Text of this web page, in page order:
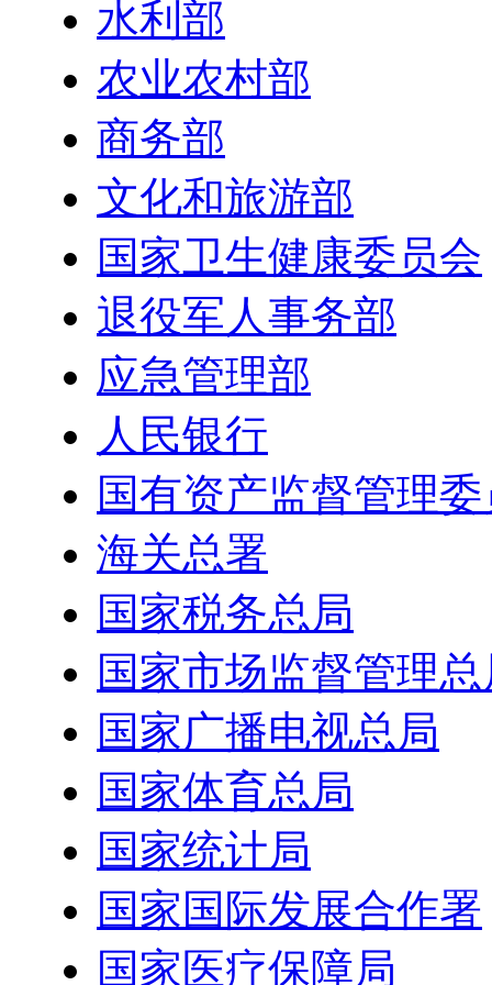
水利部
农业农村部
商务部
文化和旅游部
国家卫生健康委员会
退役军人事务部
应急管理部
人民银行
国有资产监督管理
海关总署
国家税务总局
国家市场监督管理
国家广播电视总局
国家体育总局
国家统计局
国家国际发展合作署
国家医疗保障局